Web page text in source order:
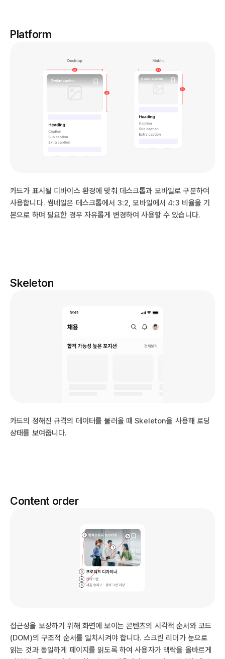
Platform
카드가 표시될 디바이스 환경에 맞춰 데스크톱과 모바일로 구분하여
사용합니다. 썸네일은 데스크톱에서 3:2, 모바일에서 4:3 비율을 기
본으로 하며 필요한 경우 자유롭게 변경하여 사용할 수 있습니다.
Skeleton
카드의 정해진 규격의 데이터를 불러올 때 Skeleton을 사용해 로딩
상태를 보여줍니다.
Content order
접근성을 보장하기 위해 화면에 보이는 콘텐츠의 시각적 순서와 코드
(DOM)의 구조적 순서를 일치시켜야 합니다. 스크린 리더가 눈으로
읽는 것과 동일하게 페이지를 읽도록 하여 사용자가 맥락을 올바르게